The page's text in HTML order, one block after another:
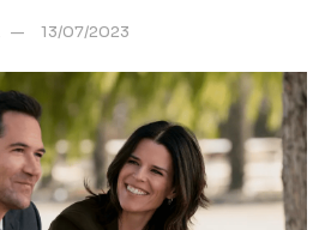
13/07/2023